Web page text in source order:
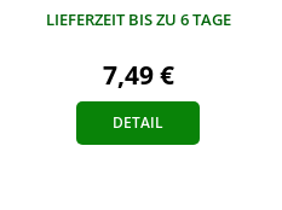
LIEFERZEIT BIS ZU 6 TAGE
7,49 €
DETAIL